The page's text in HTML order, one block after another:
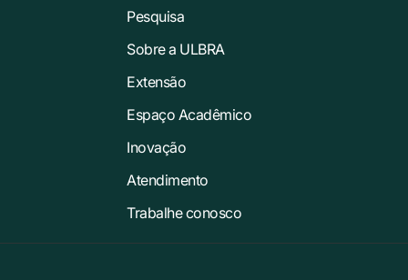
Pesquisa
Sobre a ULBRA
Extensão
Espaço Acadêmico
Inovação
Atendimento
Trabalhe conosco